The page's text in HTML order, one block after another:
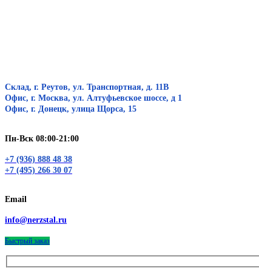
Склад, г. Реутов, ул. Транспортная, д. 11В
Офис, г. Москва, ул. Алтуфьевское шоссе, д 1
Офис, г. Донецк, улица Щорса, 15
Пн-Вск 08:00-21:00
+7 (936) 888 48 38
+7 (495) 266 30 07
Email
info@nerzstal.ru
Быстрый заказ